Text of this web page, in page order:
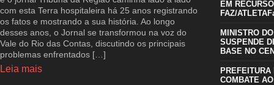
com esta Terra hospitaleira há 25 anos registrando
os fatos e mostrando a sua história. Ao longo
desses anos, o Jornal se transformou na voz do
Vale do Rio das Contas, discutindo os principais
problemas enfrentados […]
Leia mais
EM
FAZ/
MINISTRO
SUSPENDE
BASE NO
COMBATE